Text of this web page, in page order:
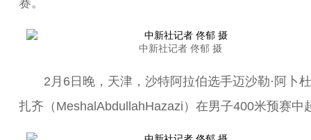
赛。
中新社记者 佟郁 摄
2月6日晚，天津，沙特阿拉伯选手迈沙勒·阿卜杜
扎齐（MeshalAbdullahHazazi）在男子400米预赛中